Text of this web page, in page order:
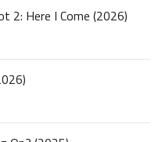
2: Here I Come (2026)